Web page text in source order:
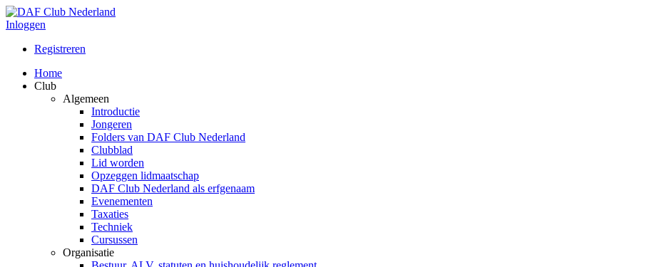
Inloggen
Registreren
Home
Club
Algemeen
Introductie
Jongeren
Folders van DAF Club Nederland
Clubblad
Lid worden
Opzeggen lidmaatschap
DAF Club Nederland als erfgenaam
Evenementen
Taxaties
Techniek
Cursussen
Organisatie